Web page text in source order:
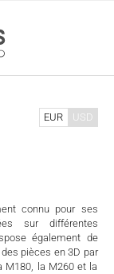
connu pour ses
sur différentes
également de
pièces en 3D par
M180, la M260 et la
EUR USD